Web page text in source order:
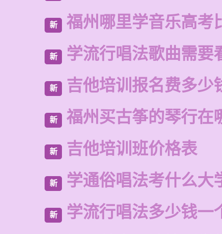
新 福州哪里学音乐高考
新 学流行唱法歌曲需要
新 吉他培训报名费多少
新 福州买古筝的琴行在
新 吉他培训班价格表
新 学通俗唱法考什么大
新 学流行唱法多少钱一